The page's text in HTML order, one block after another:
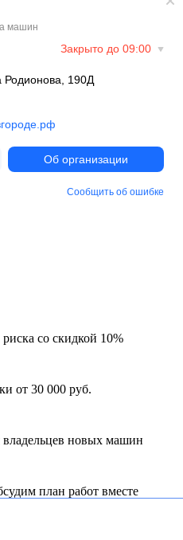
со скидкой 10%
от 30 000 руб.
новых машин
план работ вместе